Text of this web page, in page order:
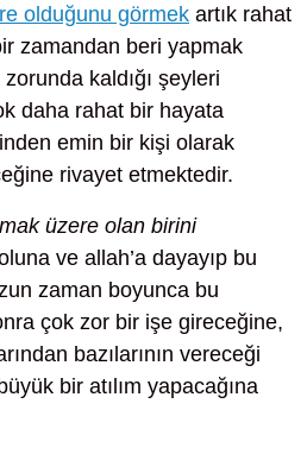
olduğunu görmek artık rahat
zamandan beri yapmak
kaldığı şeyleri
daha rahat bir hayata
emin bir kişi olarak
rivayet etmektedir.
üzere olan birini
ve allah’a dayayıp bu
zaman boyunca bu
çok zor bir işe gireceğine,
bazılarının vereceği
bir atılım yapacağına